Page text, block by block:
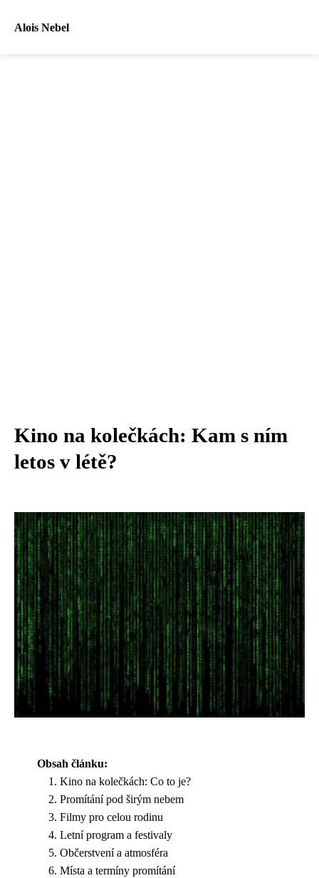
Alois Nebel
Kino na kolečkách: Kam s ním
letos v létě?
Obsah článku:
Kino na kolečkách: Co to je?
Promítání pod širým nebem
Filmy pro celou rodinu
Letní program a festivaly
Občerstvení a atmosféra
Místa a termíny promítání